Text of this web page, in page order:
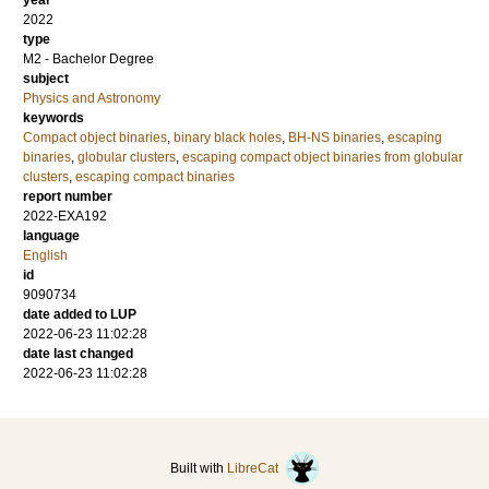
2022
type
M2 - Bachelor Degree
subject
Physics and Astronomy
keywords
Compact object binaries, binary black holes, BH-NS binaries, escaping
binaries, globular clusters, escaping compact object binaries from globular
clusters, escaping compact binaries
report number
2022-EXA192
language
English
id
9090734
date added to LUP
2022-06-23 11:02:28
date last changed
2022-06-23 11:02:28
Built with LibreCat